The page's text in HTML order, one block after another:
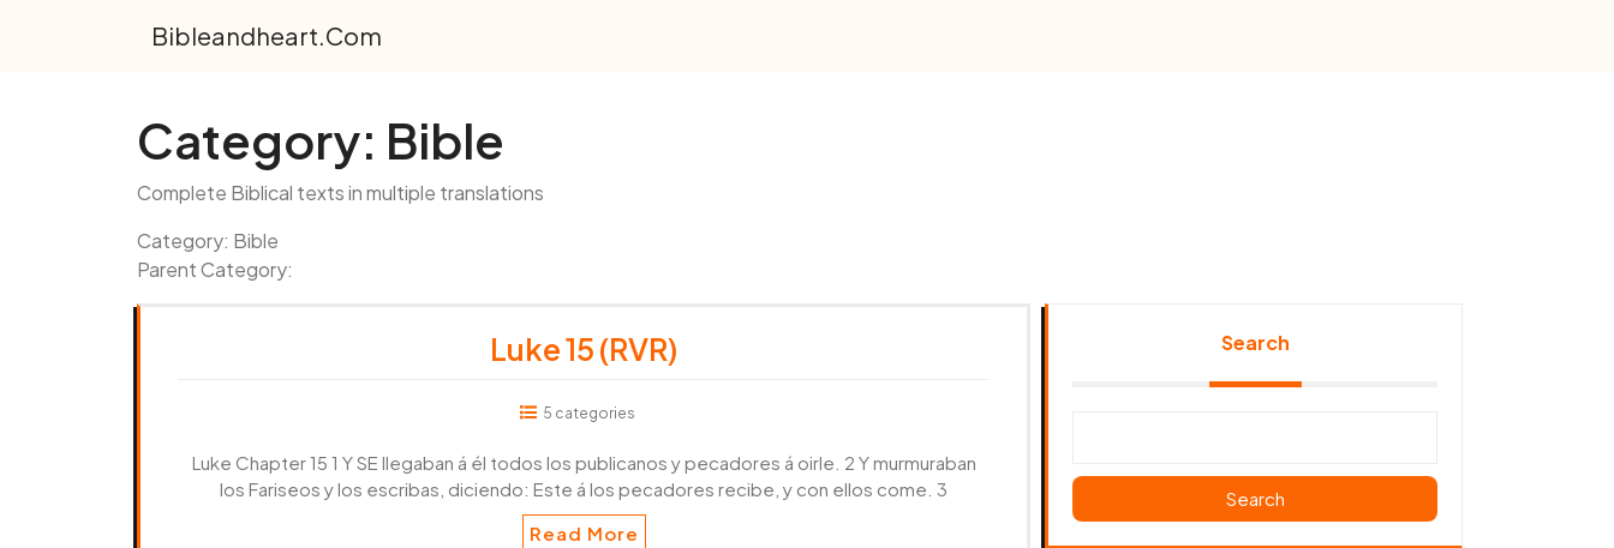
Bibleandheart.com
Category: Bible
Complete Biblical texts in multiple translations
Category: Bible
Parent Category:
Luke 15 (RVR)
5 categories
Luke Chapter 15 1 Y SE llegaban á él todos los publicanos y pecadores á oirle. 2 Y murmuraban
los Fariseos y los escribas, diciendo: Este á los pecadores recibe, y con ellos come. 3
Read More
Search
Search